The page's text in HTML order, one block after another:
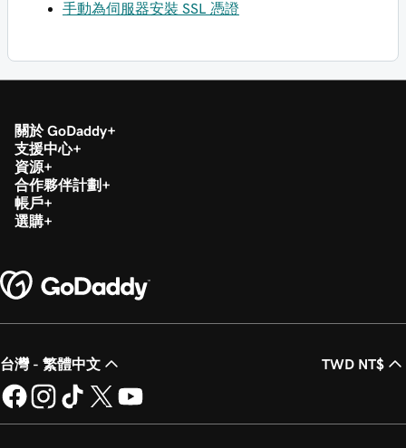
手動為伺服器安裝 SSL 憑證
關於 GoDaddy
支援中心
資源
合作夥伴計劃
帳戶
選購
台灣 - 繁體中文 TWD NT$